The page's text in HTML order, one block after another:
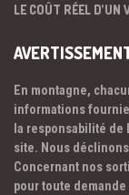
LE COÛT RÉEL D’UN
En montagne,
informations
la responsabilité de
site. Nous
Concernant nos
pour toute